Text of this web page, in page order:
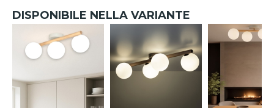
DISPONIBILE NELLA VARIANTE